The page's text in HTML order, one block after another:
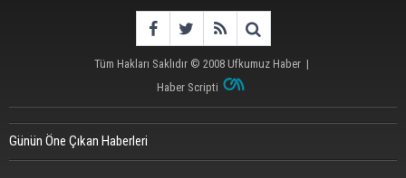
Tüm Hakları Saklıdır © 2008 Ufkumuz Haber |
Haber Scripti
Günün Öne Çıkan Haberleri